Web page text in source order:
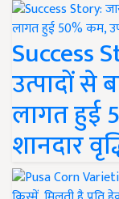
Success
उत्पादों से
लागत हुई
शानदार